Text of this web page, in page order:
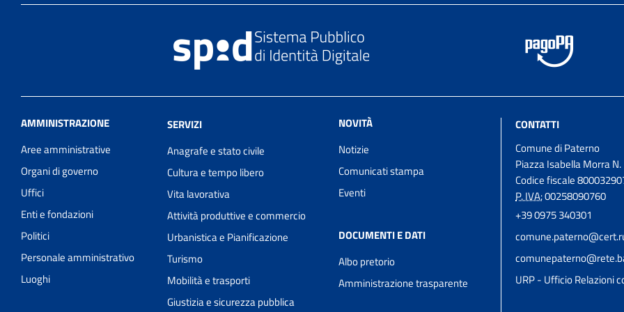
AMMINISTRAZIONE
Aree amministrative
Organi di governo
Uffici
Enti e fondazioni
Politici
Personale amministrativo
Luoghi
SERVIZI
Anagrafe e stato civile
Cultura e tempo libero
Vita lavorativa
Attività produttive e commercio
Urbanistica e Pianificazione
Turismo
Mobilità e trasporti
Giustizia e sicurezza pubblica
NOVITÀ
Notizie
Comunicati stampa
Eventi
DOCUMENTI E DATI
Albo pretorio
Amministrazione trasparente
CONTATTI
Comune di Paterno
Piazza Isabella Morra N.
Codice fiscale
P. IVA:00258090760
+39 0975 340301
URP - Ufficio Relazioni